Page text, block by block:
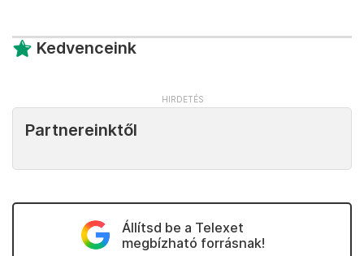
Kedvenceink
Partnereinktől
Állítsd be a Telexet
megbízható forrásnak!